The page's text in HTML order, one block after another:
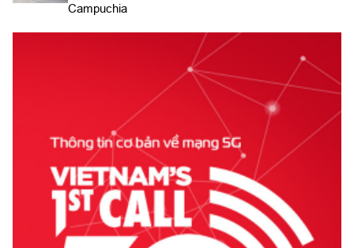
Campuchia